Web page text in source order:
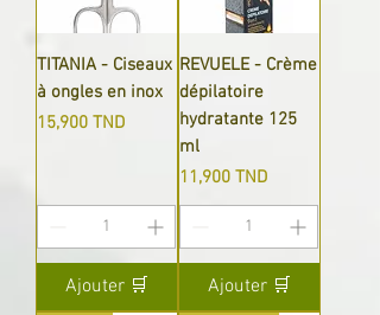
TITANIA - Ciseaux
à ongles en inox
Prix
15,900 TND
Ajouter 🛒
REVUELE - Crème
dépilatoire
hydratante 125
ml
Prix
11,900 TND
Ajouter 🛒